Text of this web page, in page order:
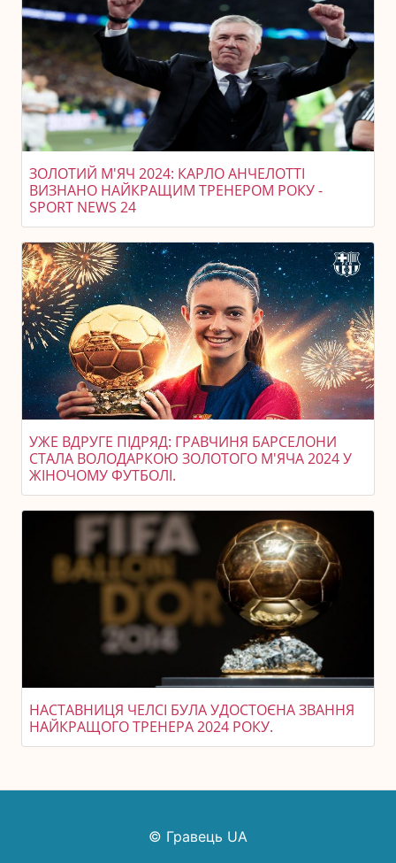
ЗОЛОТИЙ М'ЯЧ 2024: КАРЛО АНЧЕЛОТТІ
ВИЗНАНО НАЙКРАЩИМ ТРЕНЕРОМ РОКУ -
SPORT NEWS 24
УЖЕ ВДРУГЕ ПІДРЯД: ГРАВЧИНЯ БАРСЕЛОНИ
СТАЛА ВОЛОДАРКОЮ ЗОЛОТОГО М'ЯЧА 2024 У
ЖІНОЧОМУ ФУТБОЛІ.
НАСТАВНИЦЯ ЧЕЛСІ БУЛА УДОСТОЄНА ЗВАННЯ
НАЙКРАЩОГО ТРЕНЕРА 2024 РОКУ.
© Гравець UA